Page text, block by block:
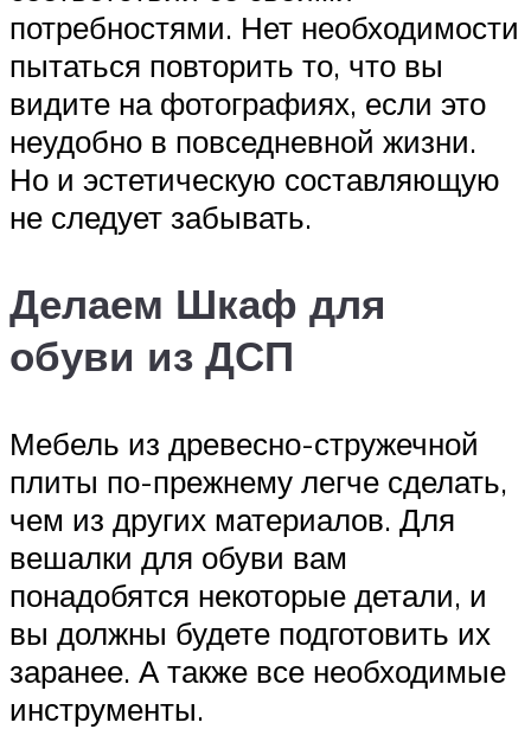
потребностями. Нет необходимости
пытаться повторить то, что вы
видите на фотографиях, если это
неудобно в повседневной жизни.
Но и эстетическую составляющую
не следует забывать.
Делаем Шкаф для
обуви из ДСП
Мебель из древесно-стружечной
плиты по-прежнему легче сделать,
чем из других материалов. Для
вешалки для обуви вам
понадобятся некоторые детали, и
вы должны будете подготовить их
заранее. А также все необходимые
инструменты.